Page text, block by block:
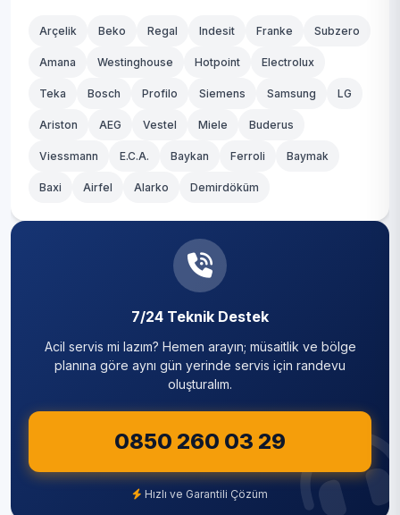
Arçelik Beko Regal Indesit Franke Subzero
Amana Westinghouse Hotpoint Electrolux
Teka Bosch Profilo Siemens Samsung LG
Ariston AEG Vestel Miele Buderus
Viessmann E.C.A. Baykan Ferroli Baymak
Baxi Airfel Alarko Demirdöküm
7/24 Teknik Destek
Acil servis mi lazım? Hemen arayın; müsaitlik ve bölge
planına göre aynı gün yerinde servis için randevu
oluşturalım.
0850 260 03 29
Hızlı ve Garantili Çözüm